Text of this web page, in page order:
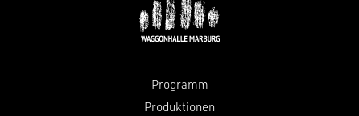
Programm
Produktionen